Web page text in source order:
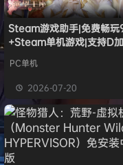
欢迎
欢迎
欢迎
Steam游戏助手|免费畅玩
+Steam单机游戏|支持D
PC单机
2026-07-20